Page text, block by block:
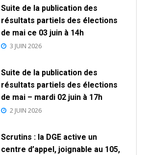
Suite de la publication des
résultats partiels des élections
de mai ce 03 juin à 14h
3 JUIN 2026
Suite de la publication des
résultats partiels des élections
de mai – mardi 02 juin à 17h
2 JUIN 2026
Scrutins : la DGE active un
centre d’appel, joignable au 105,